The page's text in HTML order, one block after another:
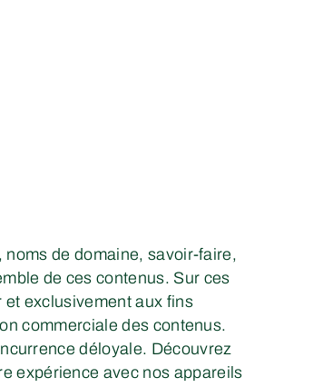
de domaine, savoir-faire,
de ces contenus. Sur ces
exclusivement aux fins
commerciale des contenus.
déloyale. Découvrez
expérience avec nos appareils